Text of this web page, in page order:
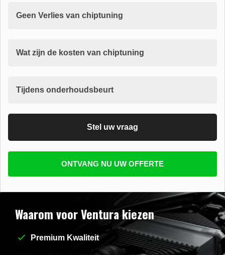
Geen Verlies van chiptuning
Wat zijn de kosten van chiptuning
Tijdens onderhoudsbeurt
Stel uw vraag
Stel uw vraag*
ONTVANG NU UW OFFERTE
Waarom voor Ventura kiezen
Premium Kwaliteit